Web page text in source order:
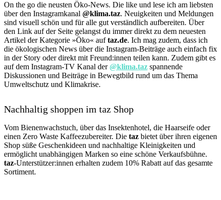
On the go die neusten Öko-News. Die like und lese ich am liebsten
über den Instagramkanal @klima.taz. Neuigkeiten und Meldungen
sind visuell schön und für alle gut verständlich aufbereiten. Über
den Link auf der Seite gelangst du immer direkt zu dem neuesten
Artikel der Kategorie »Öko« auftaz.de. Ich mag zudem, dass ich
die ökologischen News über die Instagram-Beiträge auch einfach fix
in der Story oder direkt mit Freund:innen teilen kann. Zudem gibt es
auf dem Instagram-TV Kanal der @klima.taz spannende
Diskussionen und Beiträge in Bewegtbild rund um das Thema
Umweltschutz und Klimakrise.
Nachhaltig shoppen im taz Shop
Vom Bienenwachstuch, über das Insektenhotel, die Haarseife oder
einen Zero Waste Kaffeezubereiter. Die taz bietet über ihren eigenen
Shop süße Geschenkideen und nachhaltige Kleinigkeiten und
ermöglicht unabhängigen Marken so eine schöne Verkaufsbühne.
taz-Unterstützer:innen erhalten zudem 10% Rabatt auf das gesamte
Sortiment.